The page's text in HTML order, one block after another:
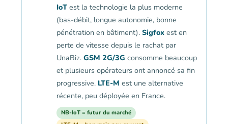
IoTest la technologie la plus moderne
(bas-débit, longue autonomie, bonne
pénétration en bâtiment). Sigfoxest en
perte de vitesse depuis le rachat par
UnaBiz. GSM 2G/3G consomme beaucoup
et plusieurs opérateurs ont annoncé sa fin
progressive. LTE-M est une alternative
récente, peu déployée en France.
NB-IoT = futur du marché